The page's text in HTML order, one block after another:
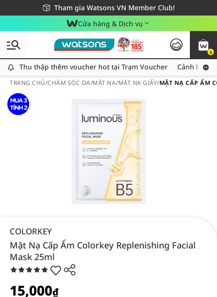
Tham gia Watsons VN Member Club!
Miễn phí giao hàng cho đơn hàng từ 249,000Đ
Giao hàng nhanh 24h - Áp dụng khu vực TP. Hồ Chí Minh
Cửa hàng & Dịch vụ
0
Thu thập thêm voucher hot tại Trạm Voucher
Thu thập thêm voucher hot tại Trạm Voucher Cảnh báo
TRANG CHỦ/CHĂM SÓC DA/MẶT NẠ/MẶT NẠ GIẤY/MẶT NẠ CẤP ẨM
COLORKEY
Mặt Nạ Cấp Ẩm Colorkey Replenishing Facial
Mask 25ml
15,000₫